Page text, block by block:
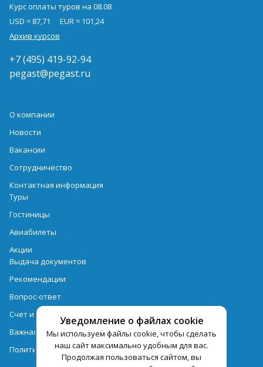
Уведомление о файлах cookie
Мы используем файлы cookie, чтобы сделать
наш сайт максимально удобным для вас.
Продолжая пользоваться сайтом, вы
Курс оплаты туров на 08.08
USD = 87,71
EUR = 101,24
Архив курсов
+7 (495) 419-92-94
pegast@pegast.ru
О компании
Новости
Вакансии
Сотрудничество
Контактная информация
Туры
Гостиницы
Авиабилеты
Акции
Выдача документов
Рекомендации
Вопрос-ответ
Счет и оплата
Важная информация по турпродукту
Политика обработки персональных данных